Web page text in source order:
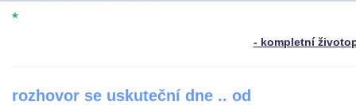
*
- kompletní
rozhovor se uskuteční dne .. od